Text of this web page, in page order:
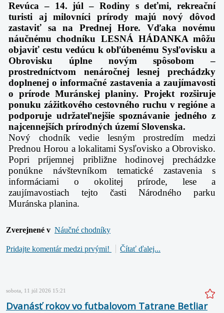
Revúca – 14. júl – Rodiny s deťmi, rekreační
turisti aj milovníci prírody majú nový dôvod
zastaviť sa na Prednej Hore. Vďaka novému
náučnému chodníku LESNÁ HÁDANKA môžu
objaviť cestu vedúcu k obľúbenému Sysľovisku a
Obrovisku úplne novým spôsobom –
prostredníctvom nenáročnej lesnej prechádzky
doplnenej o informačné zastavenia a zaujímavosti
o prírode Muránskej planiny. Projekt rozširuje
ponuku zážitkového cestovného ruchu v regióne a
podporuje udržateľnejšie spoznávanie jedného z
najcennejších prírodných území Slovenska.
Nový chodník vedie lesným prostredím medzi
Prednou Horou a lokalitami Sysľovisko a Obrovisko.
Popri príjemnej približne hodinovej prechádzke
ponúkne návštevníkom tematické zastavenia s
informáciami o okolitej prírode, lese a
zaujímavostiach tejto časti Národného parku
Muránska planina.
Zverejnené v Náučné chodníky
Pridajte komentár medzi prvými! Čítať ďalej...
sobota, 11 júl 2026 15:21
Dvanásť rokov vo futbalovom Tatrane Betliar